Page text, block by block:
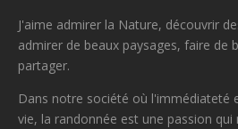
J'aime admirer la Nature, découvrir
admirer de beaux paysages, faire de
partager.
Dans notre société où l'immédiateté
vie, la randonnée est une passion